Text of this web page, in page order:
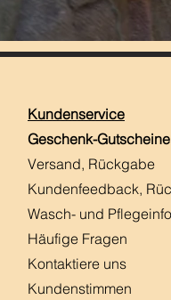
Kundenservice
Geschenk-Gutscheine
Versand, Rückgabe
Kundenfeedback,
Wasch- und
Häufige Fragen
Kontaktiere uns
Kundenstimmen